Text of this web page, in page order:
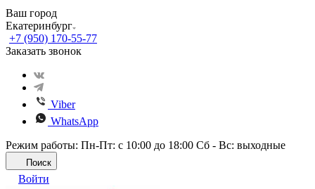
Ваш город
Екатеринбург
+7 (950) 170-55-77
Заказать звонок
Viber
WhatsApp
Режим работы: Пн-Пт: с 10:00 до 18:00 Сб - Вс: выходные
Поиск
Войти